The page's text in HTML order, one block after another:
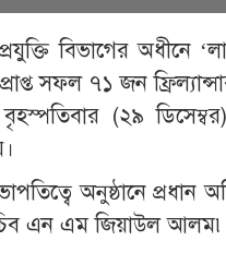
বিভাগের অধীনে
সফল ৭১ জন
(২৯
অনুষ্ঠানে প্রধান
এন এম জিয়াউল আলম৷